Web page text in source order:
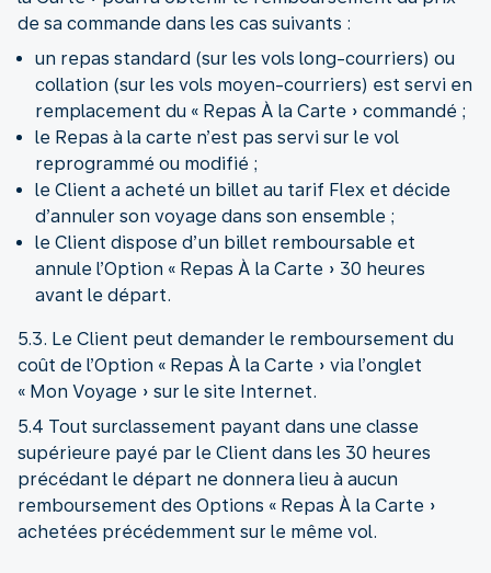
de sa commande dans les cas suivants :
un repas standard (sur les vols long-courriers) ou
collation (sur les vols moyen-courriers) est servi en
remplacement du « Repas À la Carte » commandé ;
le Repas à la carte n’est pas servi sur le vol
reprogrammé ou modifié ;
le Client a acheté un billet au tarif Flex et décide
d’annuler son voyage dans son ensemble ;
le Client dispose d’un billet remboursable et
annule l’Option « Repas À la Carte » 30 heures
avant le départ.
5.3. Le Client peut demander le remboursement du
coût de l’Option « Repas À la Carte » via l’onglet
« Mon Voyage » sur le site Internet.
5.4 Tout surclassement payant dans une classe
supérieure payé par le Client dans les 30 heures
précédant le départ ne donnera lieu à aucun
remboursement des Options « Repas À la Carte »
achetées précédemment sur le même vol.